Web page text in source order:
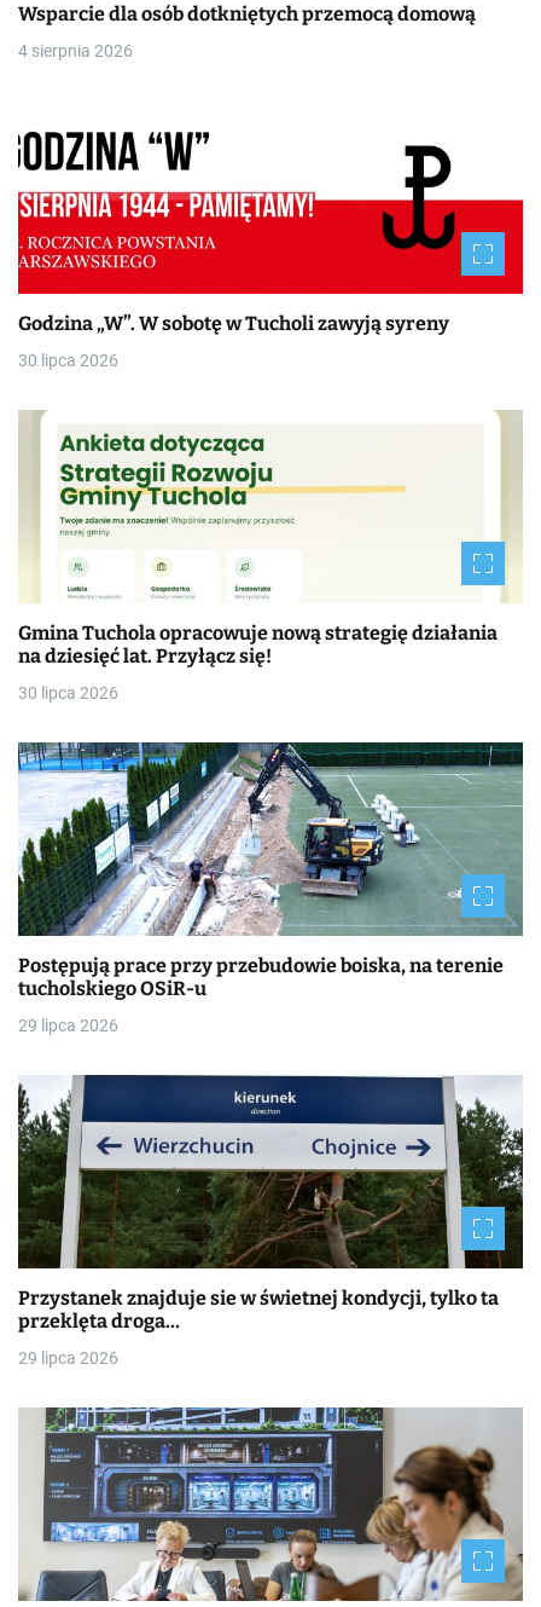
Wsparcie dla osób dotkniętych przemocą domową
4 sierpnia 2026
Godzina „W”. W sobotę w Tucholi zawyją syreny
30 lipca 2026
Gmina Tuchola opracowuje nową strategię działania
na dziesięć lat. Przyłącz się!
30 lipca 2026
Postępują prace przy przebudowie boiska, na terenie
tucholskiego OSiR-u
29 lipca 2026
Przystanek znajduje sie w świetnej kondycji, tylko ta
przeklęta droga…
29 lipca 2026